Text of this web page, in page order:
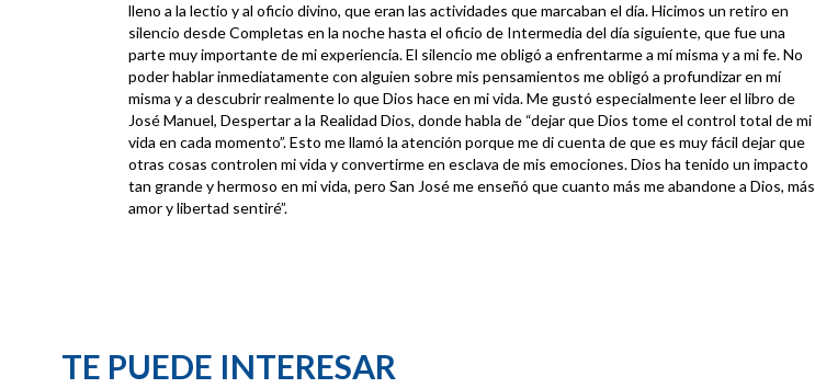
lleno a la lectio y al oficio divino, que eran las actividades que marcaban el día. Hicimos un retiro en
silencio desde Completas en la noche hasta el oficio de Intermedia del día siguiente, que fue una
parte muy importante de mi experiencia. El silencio me obligó a enfrentarme a mí misma y a mi fe. No
poder hablar inmediatamente con alguien sobre mis pensamientos me obligó a profundizar en mí
misma y a descubrir realmente lo que Dios hace en mi vida. Me gustó especialmente leer el libro de
José Manuel, Despertar a la Realidad Dios, donde habla de “dejar que Dios tome el control total de mi
vida en cada momento”. Esto me llamó la atención porque me di cuenta de que es muy fácil dejar que
otras cosas controlen mi vida y convertirme en esclava de mis emociones. Dios ha tenido un impacto
tan grande y hermoso en mi vida, pero San José me enseñó que cuanto más me abandone a Dios, más
amor y libertad sentiré”.
TE PUEDE INTERESAR